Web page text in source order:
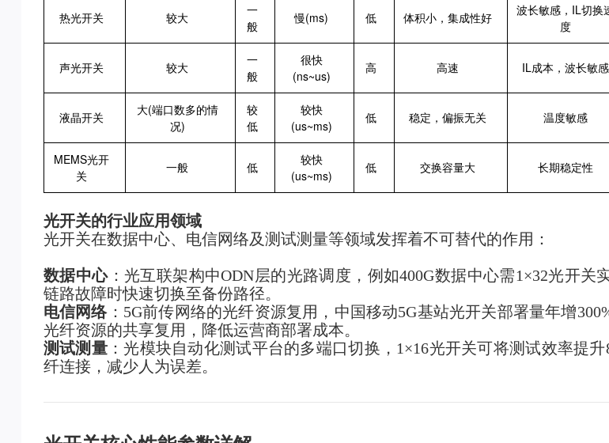
热光开关 较大
一
般
慢(ms) 低 体积小，集成性好
波长敏感，IL切换
度
声光开关 较大
一
般
很快
(ns~us)
高 高速 IL成本，波长敏感
液晶开关
大(端口数多的情
况)
较
低
较快
(us~ms)
低 稳定，偏振无关 温度敏感
MEMS光开
关
一般 低
较快
(us~ms)
低 交换容量大 长期稳定性
光开关的行业应用领域
光开关在数据中心、电信网络及测试测量等领域发挥着不可替代的作用：
数据中心：光互联架构中ODN层的光路调度，例如400G数据中心需1×32光开关
链路故障时快速切换至备份路径。
电信网络：5G前传网络的光纤资源复用，中国移动5G基站光开关部署量年增
光纤资源的共享复用，降低运营商部署成本。
测试测量 ：光模块自动化测试平台的多端口切换， 1×16光开关可将测试效率提
纤连接，减少人为误差。